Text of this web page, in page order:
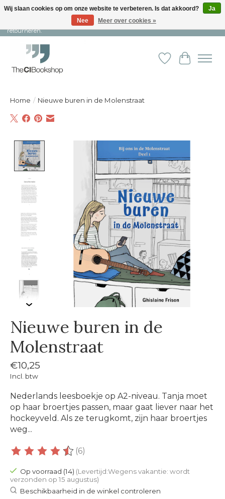
Snelle levering en persoonlijke service ︱ Niet goed? Geld terug! ︱ Gratis
retourneren.
Verlanglijst
Home / Nieuwe buren in de Molenstraat
Product image slideshow Items
Nieuwe buren in de
Molenstraat
€10,25
Incl. btw
Nederlands leesboekje op A2-niveau. Tanja moet
op haar broertjes passen, maar gaat liever naar het
hockeyveld. Als ze terugkomt, zijn haar broertjes
weg...
De beoordeling van dit product is
(6)
Op voorraad (14) (Levertijd:Wegens vakantie: wordt
verzonden op 15 augustus)
Beschikbaarheid in de winkel controleren
Wij slaan cookies op om onze website te verbeteren. Is dat akkoord?
Ja
Nee
Meer over cookies »